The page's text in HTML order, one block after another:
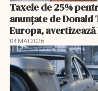
Taxele de 25%
anunţate de
Europa,
04 MAI 2026